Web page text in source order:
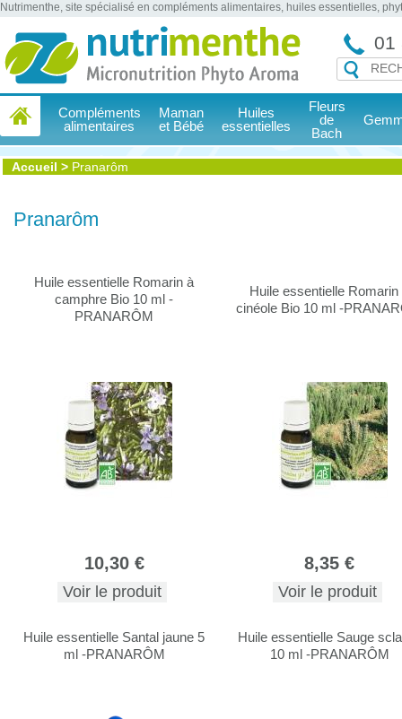
Nutrimenthe, site spécialisé en compléments alimentaires, huiles essentielles,
01
Compléments
alimentaires
Maman
et Bébé
Huiles
essentielles
Fleurs
de
Bach
Accueil > Pranarôm
Pranarôm
Huile essentielle Romarin à
camphre Bio 10 ml -
PRANARÔM
10,30 €
Voir le produit
Huile essentielle Romarin
cinéole Bio 10 ml -
8,35 €
Voir le produit
Huile essentielle Santal jaune 5
ml -PRANARÔM
Huile essentielle Sauge
10 ml -PRANARÔM